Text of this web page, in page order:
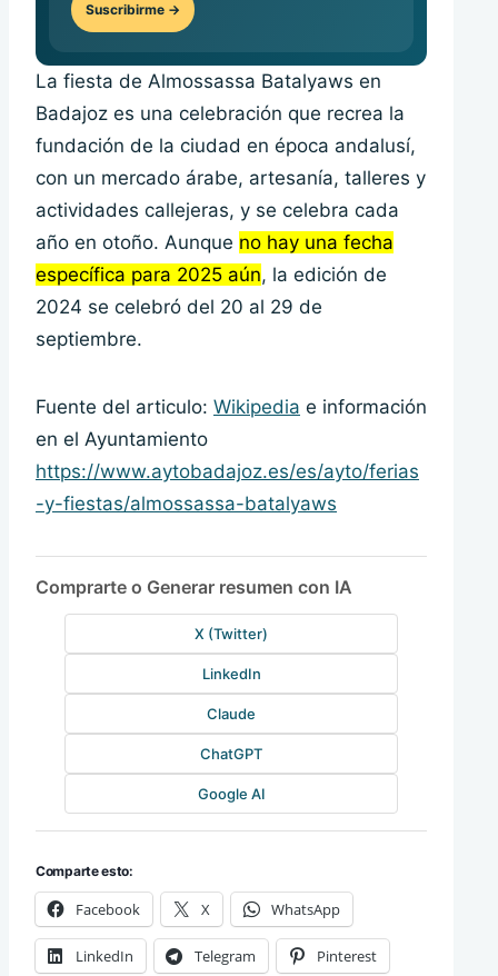
Suscribirme →
La fiesta de Almossassa Batalyaws en
Badajoz es una celebración que recrea la
fundación de la ciudad en época andalusí,
con un mercado árabe, artesanía, talleres y
actividades callejeras, y se celebra cada
año en otoño. Aunque no hay una fecha
específica para 2025 aún, la edición de
2024 se celebró del 20 al 29 de
septiembre.
Fuente del articulo: Wikipedia e información
en el Ayuntamiento
https://www.aytobadajoz.es/es/ayto/ferias
-y-fiestas/almossassa-batalyaws
Comprarte o Generar resumen con IA
X (Twitter)
LinkedIn
Claude
ChatGPT
Google AI
Comparte esto:
Facebook X WhatsApp
LinkedIn Telegram Pinterest